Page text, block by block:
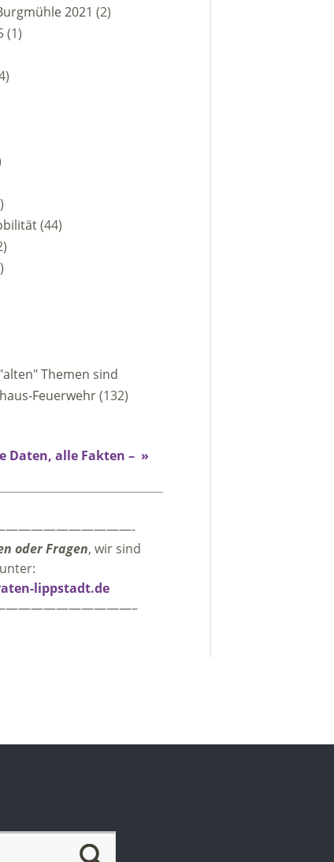
2021 (2)
(1)
(44)
Themen sind
Feuerwehr(132)
Daten, alle Fakten – »
oder Fragen, wir sind
lippstadt.de